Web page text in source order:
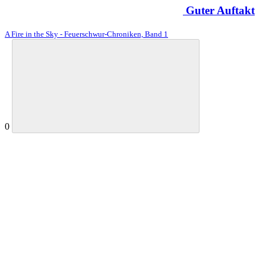
Guter Auftakt
A Fire in the Sky - Feuerschwur-Chroniken, Band 1
0